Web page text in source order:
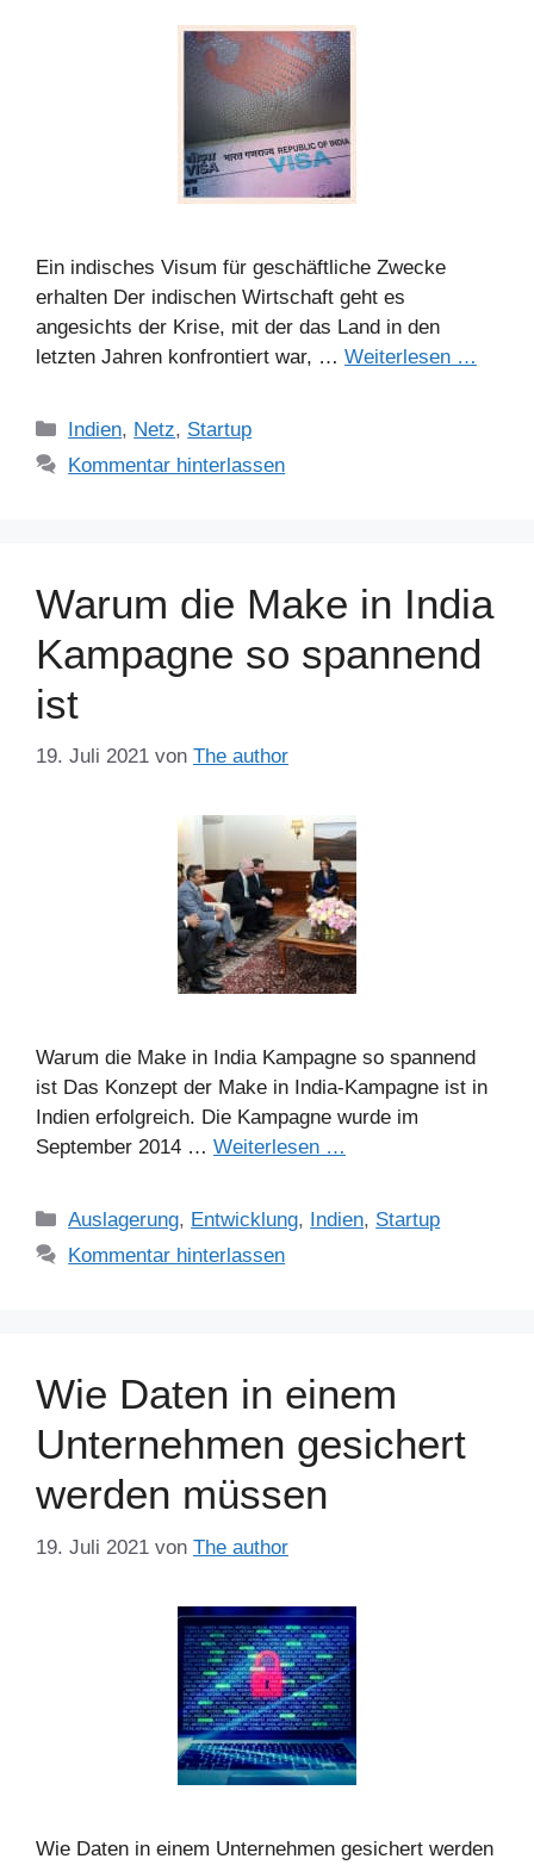
Ein indisches Visum für geschäftliche Zwecke
erhalten Der indischen Wirtschaft geht es
angesichts der Krise, mit der das Land in den
letzten Jahren konfrontiert war, … Weiterlesen …
Kategorien
Indien, Netz, Startup
Kommentar hinterlassen
Warum die Make in India
Kampagne so spannend
ist
19. Juli 2021 von The author
Warum die Make in India Kampagne so spannend
ist Das Konzept der Make in India-Kampagne ist in
Indien erfolgreich. Die Kampagne wurde im
September 2014 … Weiterlesen …
Kategorien
Auslagerung, Entwicklung, Indien, Startup
Kommentar hinterlassen
Wie Daten in einem
Unternehmen gesichert
werden müssen
19. Juli 2021 von The author
Wie Daten in einem Unternehmen gesichert werden